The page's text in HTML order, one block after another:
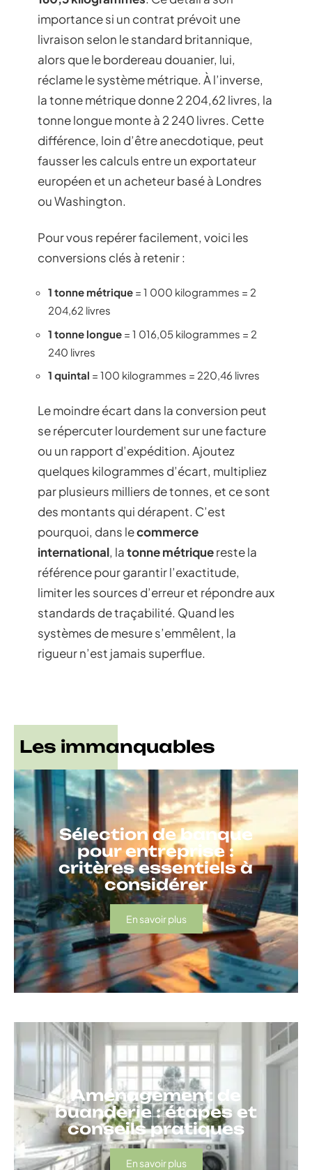
importance si un contrat prévoit une
livraison selon le standard britannique,
alors que le bordereau douanier, lui,
réclame le système métrique. À l’inverse,
la tonne métrique donne 2 204,62 livres, la
tonne longue monte à 2 240 livres. Cette
différence, loin d’être anecdotique, peut
fausser les calculs entre un exportateur
européen et un acheteur basé à Londres
ou Washington.
Pour vous repérer facilement, voici les
conversions clés à retenir :
1 tonne métrique = 1 000 kilogrammes = 2
204,62 livres
1 tonne longue = 1 016,05 kilogrammes = 2
240 livres
1 quintal = 100 kilogrammes = 220,46 livres
Le moindre écart dans la conversion peut
se répercuter lourdement sur une facture
ou un rapport d’expédition. Ajoutez
quelques kilogrammes d’écart, multipliez
par plusieurs milliers de tonnes, et ce sont
des montants qui dérapent. C’est
pourquoi, dans lecommerce
international, latonne métriquereste la
référence pour garantir l’exactitude,
limiter les sources d’erreur et répondre aux
standards de traçabilité. Quand les
systèmes de mesure s’emmêlent, la
rigueur n’est jamais superflue.
Les immanquables
Sélection de banque
pour entreprise :
critères essentiels à
considérer
En savoir plus
Aménagement de
buanderie : étapes et
conseils pratiques
En savoir plus